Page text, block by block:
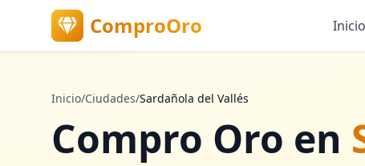
ComproOro Inicio
Inicio/Ciudades/Sardañola del Vallés
Compro Oro en